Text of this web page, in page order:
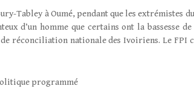
Tabley à Oumé, pendant que les extrémistes
d’un homme que certains ont la bassesse
de réconciliation nationale des Ivoiriens. Le
programmé